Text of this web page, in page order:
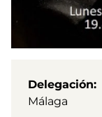
Delegación
Málaga